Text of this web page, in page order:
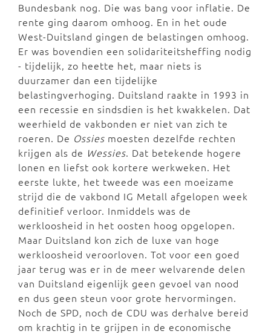
Bundesbank nog. Die was bang voor inflatie. De
rente ging daarom omhoog. En in het oude
West-Duitsland gingen de belastingen omhoog.
Er was bovendien een solidariteitsheffing nodig
- tijdelijk, zo heette het, maar niets is
duurzamer dan een tijdelijke
belastingverhoging. Duitsland raakte in 1993 in
een recessie en sindsdien is het kwakkelen. Dat
weerhield de vakbonden er niet van zich te
roeren. De Ossies moesten dezelfde rechten
krijgen als de Wessies. Dat betekende hogere
lonen en liefst ook kortere werkweken. Het
eerste lukte, het tweede was een moeizame
strijd die de vakbond IG Metall afgelopen week
definitief verloor. Inmiddels was de
werkloosheid in het oosten hoog opgelopen.
Maar Duitsland kon zich de luxe van hoge
werkloosheid veroorloven. Tot voor een goed
jaar terug was er in de meer welvarende delen
van Duitsland eigenlijk geen gevoel van nood
en dus geen steun voor grote hervormingen.
Noch de SPD, noch de CDU was derhalve bereid
om krachtig in te grijpen in de economische